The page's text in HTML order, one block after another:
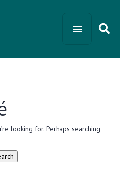
looking for. Perhaps searching